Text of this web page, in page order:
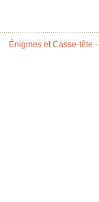
Énigmes et Casse-tête -